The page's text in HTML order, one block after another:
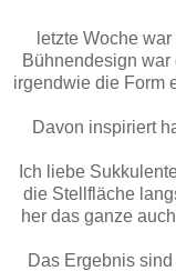
letzte Woche
Bühnendesign
irgendwie die Form
Davon inspiriert
Ich liebe
die Stellfläche
her das ganze
Das Ergebnis